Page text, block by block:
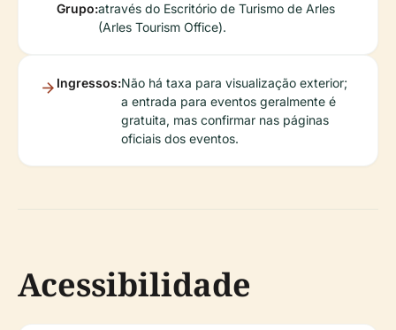
Grupo:através do Escritório de Turismo de Arles
(Arles Tourism Office).
Ingressos:Não há taxa para visualização exterior;
a entrada para eventos geralmente é
gratuita, mas confirmar nas páginas
oficiais dos eventos.
Acessibilidade